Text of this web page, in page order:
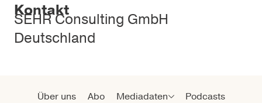
Kontakt
SEHR Consulting GmbH
Deutschland
Über uns Abo Mediadaten Podcasts